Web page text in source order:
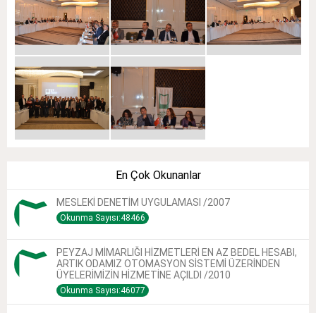
En Çok Okunanlar
MESLEKİ DENETİM UYGULAMASI /2007
Okunma Sayısı:48466
PEYZAJ MİMARLIĞI HİZMETLERİ EN AZ BEDEL HESABI,
ARTIK ODAMIZ OTOMASYON SİSTEMİ ÜZERİNDEN
ÜYELERİMİZİN HİZMETİNE AÇILDI /2010
Okunma Sayısı:46077